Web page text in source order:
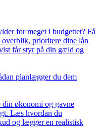
for meget i budgettet? Få
prioritere dine lån
får styr på din gæld og
planlægger du dem
din økonomi og gavne
Læs hvordan du
og lægger en realistisk